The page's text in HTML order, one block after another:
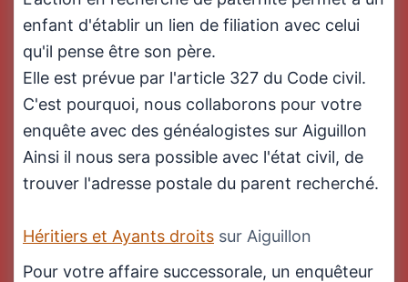
enfant d'établir un lien de filiation avec celui
qu'il pense être son père.
Elle est prévue par l'article 327 du Code civil.
C'est pourquoi, nous collaborons pour votre
enquête avec des généalogistes sur Aiguillon
Ainsi il nous sera possible avec l'état civil, de
trouver l'adresse postale du parent recherché.
Héritiers et Ayants droits sur Aiguillon
Pour votre affaire successorale, un enquêteur